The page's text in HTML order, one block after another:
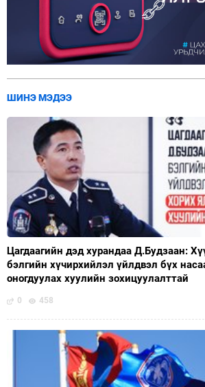
ШИНЭ МЭДЭЭ
Цагдаагийн дэд хурандаа Д.Будзаан:
бэлгийн хүчирхийлэл үйлдвэл бүх
оногдуулах хуулийн зохицуулалттай
0 458